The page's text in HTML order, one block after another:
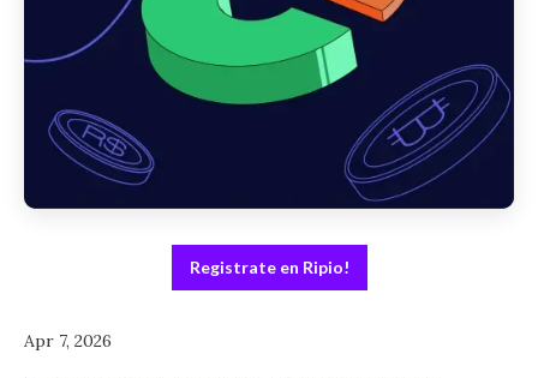
Registrate en Ripio!
Apr 7, 2026